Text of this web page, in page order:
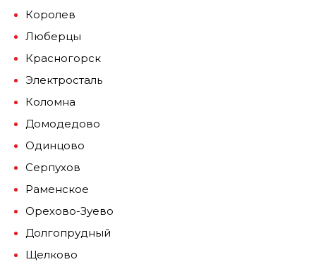
Королев
Люберцы
Красногорск
Электросталь
Коломна
Домодедово
Одинцово
Серпухов
Раменское
Орехово-Зуево
Долгопрудный
Щелково